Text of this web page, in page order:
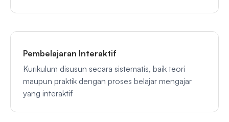
Pembelajaran Interaktif
Kurikulum disusun secara sistematis, baik teori
maupun praktik dengan proses belajar mengajar
yang interaktif